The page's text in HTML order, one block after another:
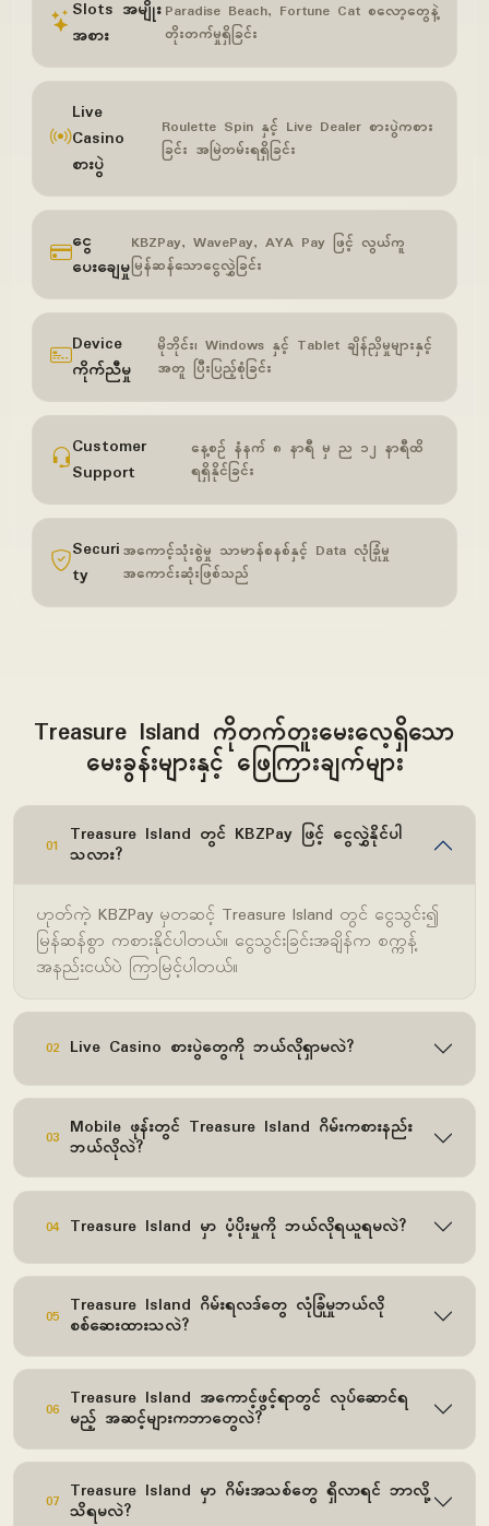
Slots အမျိုး
အစား
Paradise Beach, Fortune Cat စလော့တွေနဲ့
တိုးတက်မှုရှိခြင်း
Live
Casino
စားပွဲ
Roulette Spin နှင့် Live Dealer စားပွဲကစား
ခြင်း အမြဲတမ်းရရှိခြင်း
ငွေ
ပေးချေမှု
KBZPay, WavePay, AYA Pay ဖြင့် လွယ်ကူ
မြန်ဆန်သောငွေလွှဲခြင်း
Device
ကိုက်ညီမှု
မိုဘိုင်း၊ Windows နှင့် Tablet ချိန်ညှိမှုများနှင့်
အတူ ပြီးပြည့်စုံခြင်း
Customer
Support
နေ့စဉ် နံနက် ၈ နာရီ မှ ည ၁၂ နာရီထိ
ရရှိနိုင်ခြင်း
Securi
ty
အကောင့်သုံးစွဲမှု သာမာန်စနစ်နှင့် Data လုံခြုံမှု
အကောင်းဆုံးဖြစ်သည်
Treasure Island ကိုတက်တူးမေးလေ့ရှိသော
မေးခွန်းများနှင့် ဖြေကြားချက်များ
01 Treasure Island တွင် KBZPay ဖြင့် ငွေလွှဲနိုင်ပါ
သလား?
ဟုတ်ကဲ့ KBZPay မှတဆင့် Treasure Island တွင် ငွေသွင်း၍
မြန်ဆန်စွာ ကစားနိုင်ပါတယ်။ ငွေသွင်းခြင်းအချိန်က စက္ကန့်
အနည်းငယ်ပဲ ကြာမြင့်ပါတယ်။
02 Live Casino စားပွဲတွေကို ဘယ်လိုရှာမလဲ?
03 Mobile ဖုန်းတွင် Treasure Island ဂိမ်းကစားနည်း
ဘယ်လိုလဲ?
04 Treasure Island မှာ ပံ့ပိုးမှုကို ဘယ်လိုရယူရမလဲ?
05 Treasure Island ဂိမ်းရလဒ်တွေ လုံခြုံမှုဘယ်လို
စစ်ဆေးထားသလဲ?
06 Treasure Island အကောင့်ဖွင့်ရာတွင် လုပ်ဆောင်ရ
မည့် အဆင့်များကဘာတွေလဲ?
07 Treasure Island မှာ ဂိမ်းအသစ်တွေ ရှိလာရင် ဘာလို့
သိရမလဲ?